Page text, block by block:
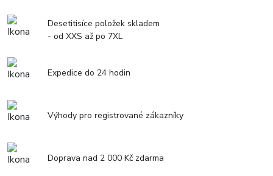
Desetitisíce položek skladem
- od XXS až po 7XL
Expedice do 24 hodin
Výhody pro registrované zákazníky
Doprava nad 2 000 Kč zdarma